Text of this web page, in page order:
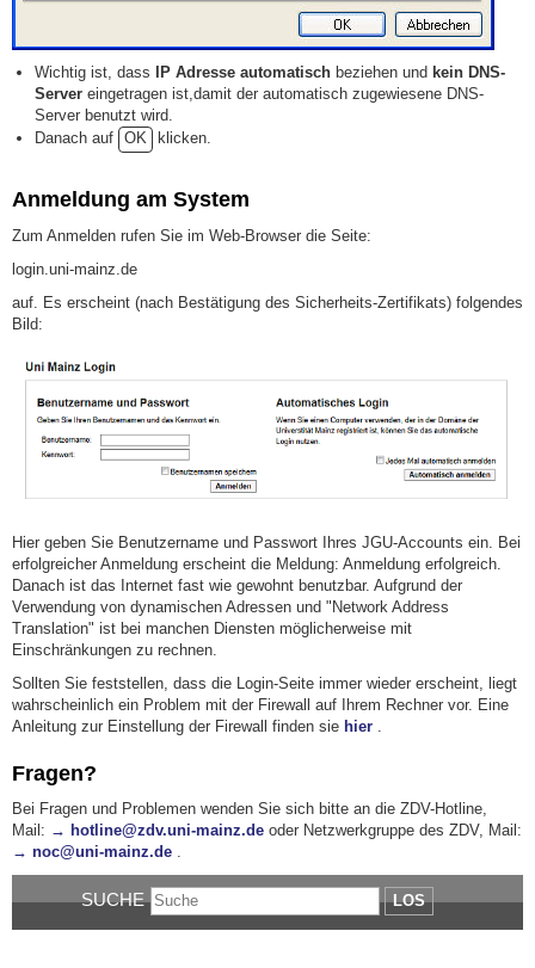
Wichtig ist, dassIP Adresse automatisch beziehen und kein DNS-
Server eingetragen ist,damit der automatisch zugewiesene DNS-
Server benutzt wird.
Danach auf OK klicken.
Anmeldung am System
Zum Anmelden rufen Sie im Web-Browser die Seite:
login.uni-mainz.de
auf. Es erscheint (nach Bestätigung des Sicherheits-Zertifikats) folgendes
Bild:
Hier geben Sie Benutzername und Passwort Ihres JGU-Accounts ein. Bei
erfolgreicher Anmeldung erscheint die Meldung: Anmeldung erfolgreich.
Danach ist das Internet fast wie gewohnt benutzbar. Aufgrund der
Verwendung von dynamischen Adressen und "Network Address
Translation" ist bei manchen Diensten möglicherweise mit
Einschränkungen zu rechnen.
Sollten Sie feststellen, dass die Login-Seite immer wieder erscheint, liegt
wahrscheinlich ein Problem mit der Firewall auf Ihrem Rechner vor. Eine
Anleitung zur Einstellung der Firewall finden sie hier .
Fragen?
Bei Fragen und Problemen wenden Sie sich bitte an die ZDV-Hotline,
Mail: → hotline@zdv.uni-mainz.de oder Netzwerkgruppe des ZDV, Mail:
→ noc@uni-mainz.de .
SUCHE LOS